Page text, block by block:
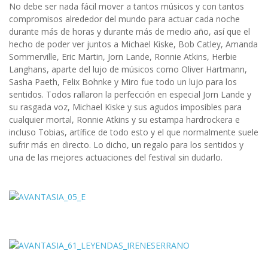
No debe ser nada fácil mover a tantos músicos y con tantos
compromisos alrededor del mundo para actuar cada noche
durante más de horas y durante más de medio año, así que el
hecho de poder ver juntos a Michael Kiske, Bob Catley, Amanda
Sommerville, Eric Martin, Jorn Lande, Ronnie Atkins, Herbie
Langhans, aparte del lujo de músicos como Oliver Hartmann,
Sasha Paeth, Felix Bohnke y Miro fue todo un lujo para los
sentidos. Todos rallaron la perfección en especial Jorn Lande y
su rasgada voz, Michael Kiske y sus agudos imposibles para
cualquier mortal, Ronnie Atkins y su estampa hardrockera e
incluso Tobias, artífice de todo esto y el que normalmente suele
sufrir más en directo. Lo dicho, un regalo para los sentidos y
una de las mejores actuaciones del festival sin dudarlo.